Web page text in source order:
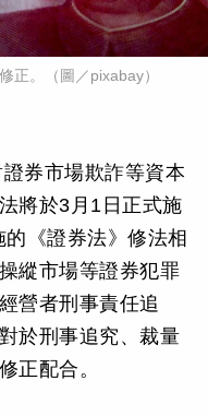
正。（圖／pixabay）
券市場欺詐等資本
將於3月1日正式施
《證券法》修法相
縱市場等證券犯罪
營者刑事責任追
於刑事追究、裁量
正配合。